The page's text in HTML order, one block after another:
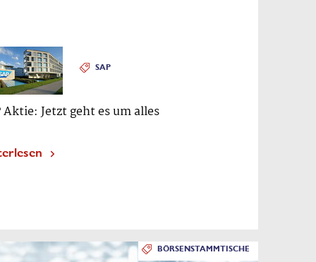
SAP
Aktie: Jetzt geht es um alles
BÖRSENSTAMMTISCHE